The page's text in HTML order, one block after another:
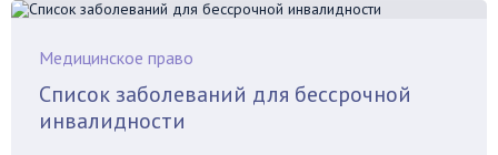
Медицинское право
Список заболеваний для бессрочной
инвалидности